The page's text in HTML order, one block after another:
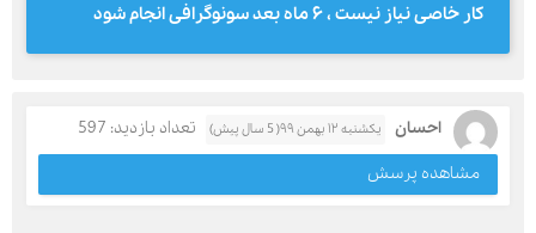
کار خاصی نیاز نیست ، ۶ ماه بعد سونوگرافی انجام شود
احسان یکشنبه ۱۲ بهمن ۹۹( 5 سال پیش)
تعداد بازدید: 597
مشاهده پرسش